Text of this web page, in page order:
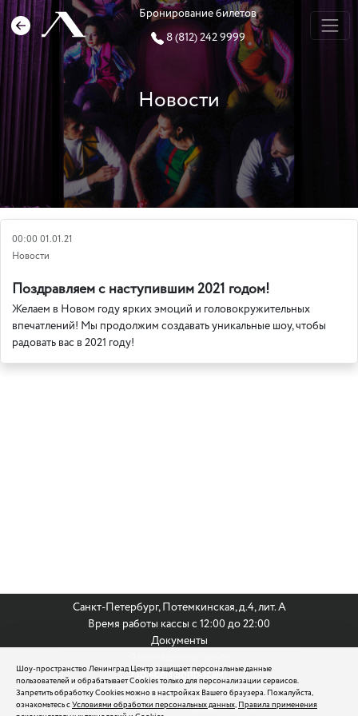
Шоу-пространство Ленинград Центр защищает персональные данные
пользователей и обрабатывает Cookies только для персонализации сервисов.
Запретить обработку Cookies можно в настройках Вашего браузера. Пожалуйста,
ознакомьтесь сУсловиями обработки персональных данных,Правила применения
Бронирование билетов
8 (812) 242 9999
Новости
00:00 01.01.21
Новости
Поздравляем с наступившим 2021 годом!
Желаем в Новом году ярких эмоций и головокружительных
впечатлений! Мы продолжим создавать уникальные шоу, чтобы
радовать вас в 2021 году!
Санкт-Петербург, Потемкинская, д.4, лит. А
Время работы кассы с 12:00 до 22:00
Документы
По всем вопросам:
8 (812) 242 9999
reservation@leningradcenter.ru